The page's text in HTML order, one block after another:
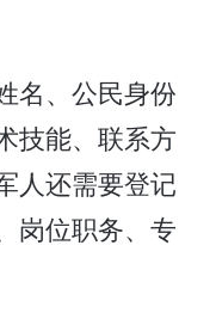
名、公民身份
技能、联系方
人还需要登记
岗位职务、专